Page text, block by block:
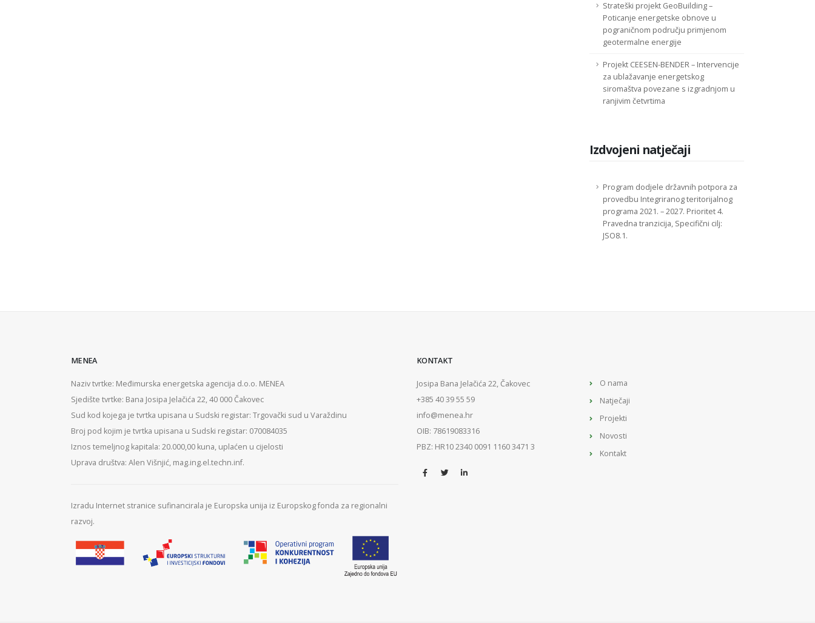
Strateški projekt GeoBuilding –
Poticanje energetske obnove u
pograničnom području primjenom
geotermalne energije
Projekt CEESEN-BENDER – Intervencije
za ublažavanje energetskog
siromaštva povezane s izgradnjom u
ranjivim četvrtima
Izdvojeni natječaji
Program dodjele državnih potpora za
provedbu Integriranog teritorijalnog
programa 2021. – 2027. Prioritet 4.
Pravedna tranzicija, Specifični cilj:
JSO8.1.
MENEA
Naziv tvrtke: Međimurska energetska agencija d.o.o. MENEA
Sjedište tvrtke: Bana Josipa Jelačića 22, 40 000 Čakovec
Sud kod kojega je tvrtka upisana u Sudski registar: Trgovački sud u Varaždinu
Broj pod kojim je tvrtka upisana u Sudski registar: 070084035
Iznos temeljnog kapitala: 20.000,00 kuna, uplaćen u cijelosti
Uprava društva: Alen Višnjić, mag.ing.el.techn.inf.
Izradu Internet stranice sufinancirala je Europska unija iz Europskog fonda za regionalni
razvoj.
KONTAKT
Josipa Bana Jelačića 22, Čakovec
+385 40 39 55 59
info@menea.hr
OIB: 78619083316
PBZ: HR10 2340 0091 1160 3471 3
O nama
Natječaji
Projekti
Novosti
Kontakt